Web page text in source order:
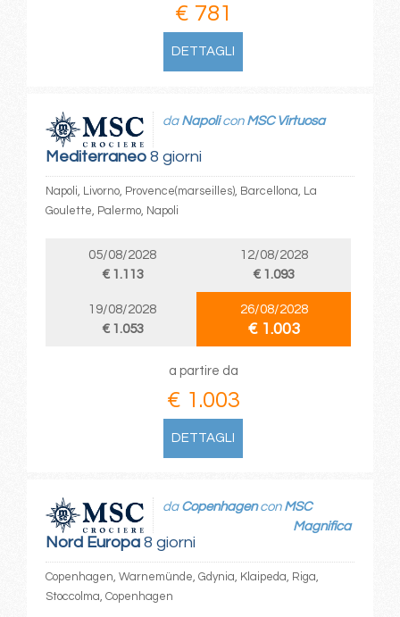
€ 781
DETTAGLI
Mediterraneo8 giorni
da Napolicon MSC Virtuosa
Napoli, Livorno, Provence(marseilles), Barcellona, La
Goulette, Palermo, Napoli
05/08/2028
€ 1.113
12/08/2028
€ 1.093
19/08/2028
€ 1.053
26/08/2028
€ 1.003
a partire da
€ 1.003
DETTAGLI
Nord Europa8 giorni
da Copenhagencon MSC
Magnifica
Copenhagen, Warnemünde, Gdynia, Klaipeda, Riga,
Stoccolma, Copenhagen